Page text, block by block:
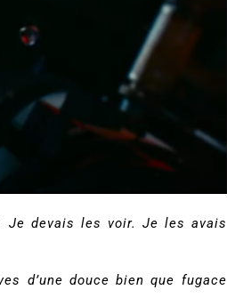
Je devais les voir. Je les avais
d’une douce bien que fugace